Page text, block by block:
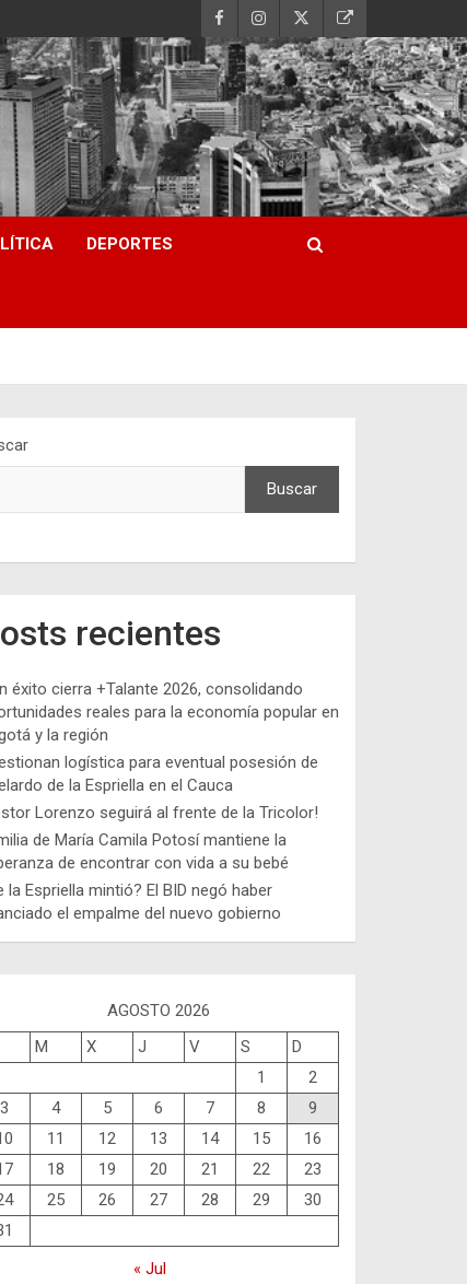
DEPORTES
Buscar
recientes
éxito cierra +Talante 2026, consolidando
reales para la economía popular en
y la región
logística para eventual posesión de
de la Espriella en el Cauca
Lorenzo seguirá al frente de la Tricolor!
de María Camila Potosí mantiene la
de encontrar con vida a su bebé
la Espriella mintió? El BID negó haber
el empalme del nuevo gobierno
AGOSTO 2026
M X J V S
D
1
2
3
4 5 6 7 8
9
11 12 13 14 15
16
18 19 20 21 22
23
25 26 27 28 29
30
« Jul